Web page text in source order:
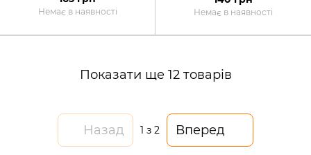
Немає в наявності Немає в наявності
Показати ще 12 товарів
Назад 1 з 2 Вперед